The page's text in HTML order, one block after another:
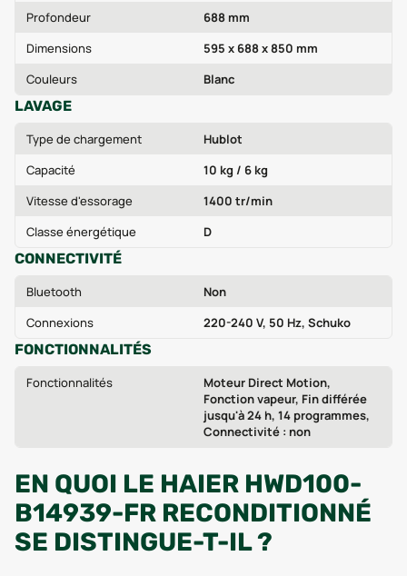
Profondeur
688 mm
Dimensions
595 x 688 x 850 mm
Couleurs
Blanc
LAVAGE
Type de chargement
Hublot
Capacité
10 kg / 6 kg
Vitesse d'essorage
1400 tr/min
Classe énergétique
D
CONNECTIVITÉ
Bluetooth
Non
Connexions
220-240 V, 50 Hz, Schuko
FONCTIONNALITÉS
Fonctionnalités
Moteur Direct Motion,
Fonction vapeur, Fin différée
jusqu'à 24 h, 14 programmes,
Connectivité : non
EN QUOI LE HAIER HWD100-
B14939-FR RECONDITIONNÉ
SE DISTINGUE-T-IL ?